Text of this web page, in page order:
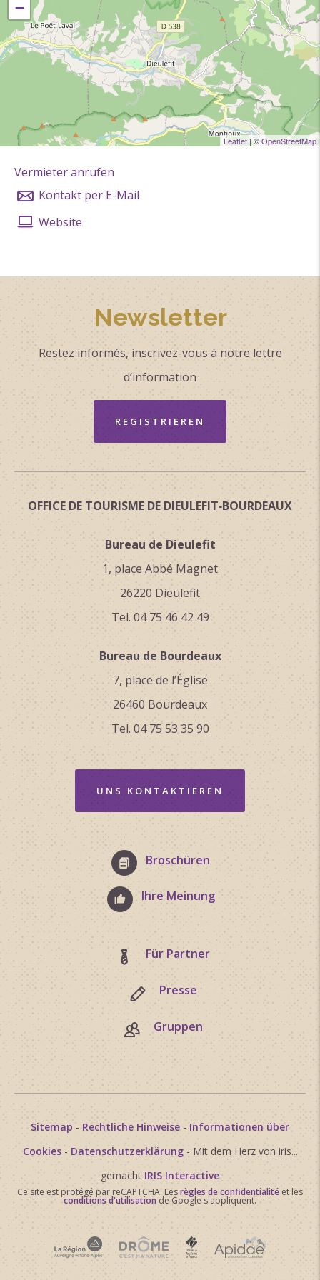
−
Leaflet | ©OpenStreetMap
Vermieter anrufen
Kontakt per E-Mail
Website
Newsletter
Restez informés, inscrivez-vous à notre lettre
d’information
REGISTRIEREN
OFFICE DE TOURISME DE DIEULEFIT‑BOURDEAUX
Bureau de Dieulefit
1, place Abbé Magnet
26220 Dieulefit
Tel. 04 75 46 42 49
Bureau de Bourdeaux
7, place de l’Église
26460 Bourdeaux
Tel. 04 75 53 35 90
UNS KONTAKTIEREN
Broschüren
Ihre Meinung
Für Partner
Presse
Gruppen
Sitemap - Rechtliche Hinweise - Informationen über
Cookies- Datenschutzerklärung- Mit dem Herz von iris...
gemacht IRIS Interactive
Ce site est protégé par reCAPTCHA. Lesrègles de confidentialitéet les
conditions d'utilisation de Google s'appliquent.